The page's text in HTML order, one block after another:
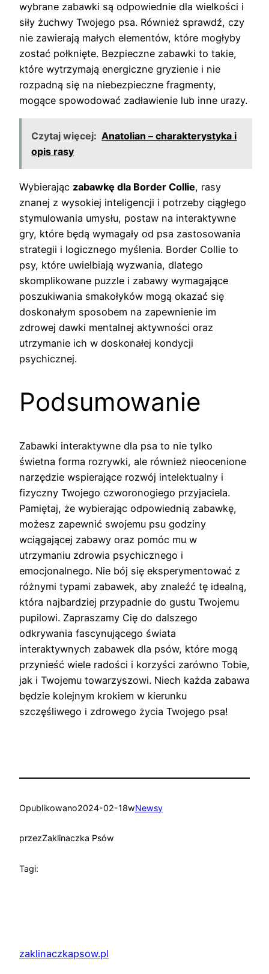
wybrane zabawki są odpowiednie dla wielkości i
siły żuchwy Twojego psa. Również sprawdź, czy
nie zawierają małych elementów, które mogłyby
zostać połknięte. Bezpieczne zabawki to takie,
które wytrzymają energiczne gryzienie i nie
rozpadną się na niebezpieczne fragmenty,
mogące spowodować zadławienie lub inne urazy.
Czytaj więcej: Anatolian – charakterystyka i
opis rasy
Wybierając zabawkę dla Border Collie, rasy
znanej z wysokiej inteligencji i potrzeby ciągłego
stymulowania umysłu, postaw na interaktywne
gry, które będą wymagały od psa zastosowania
strategii i logicznego myślenia. Border Collie to
psy, które uwielbiają wyzwania, dlatego
skomplikowane puzzle i zabawy wymagające
poszukiwania smakołyków mogą okazać się
doskonałym sposobem na zapewnienie im
zdrowej dawki mentalnej aktywności oraz
utrzymanie ich w doskonałej kondycji
psychicznej.
Podsumowanie
Zabawki interaktywne dla psa to nie tylko
świetna forma rozrywki, ale również nieocenione
narzędzie wspierające rozwój intelektualny i
fizyczny Twojego czworonogiego przyjaciela.
Pamiętaj, że wybierając odpowiednią zabawkę,
możesz zapewnić swojemu psu godziny
wciągającej zabawy oraz pomóc mu w
utrzymaniu zdrowia psychicznego i
emocjonalnego. Nie bój się eksperymentować z
różnymi typami zabawek, aby znaleźć tę idealną,
która najbardziej przypadnie do gustu Twojemu
pupilowi. Zapraszamy Cię do dalszego
odkrywania fascynującego świata
interaktywnych zabawek dla psów, które mogą
przynieść wiele radości i korzyści zarówno Tobie,
jak i Twojemu towarzyszowi. Niech każda zabawa
będzie kolejnym krokiem w kierunku
szczęśliwego i zdrowego życia Twojego psa!
Opublikowano2024-02-18wNewsy
przezZaklinaczka Psów
Tagi:
zaklinaczkapsow.pl